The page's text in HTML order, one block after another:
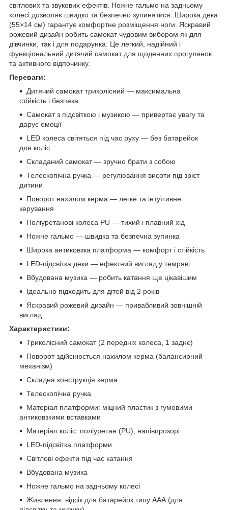
світлових та звукових ефектів. Ножне гальмо на задньому
колесі дозволяє швидко та безпечно зупинятися. Широка дека
(55×14 см) гарантує комфортне розміщення ноги. Яскравий
рожевий дизайн робить самокат чудовим вибором як для
дівчинки, так і для подарунка. Це легкий, надійний і
функціональний дитячий самокат для щоденних прогулянок
та активного відпочинку.
Переваги:
Дитячий самокат триколісний — максимальна
стійкість і безпека
Самокат з підсвіткою і музикою — привертає увагу та
дарує емоції
LED колеса світяться під час руху — без батарейок
для коліс
Складаний самокат — зручно брати з собою
Телескопічна ручка — регулювання висоти під зріст
дитини
Поворот нахилом керма — легке та інтуїтивне
керування
Поліуретанові колеса PU — тихий і плавний хід
Ножне гальмо — швидка та безпечна зупинка
Широка антиковзка платформа — комфорт і стійкість
LED-підсвітка деки — ефектний вигляд у темряві
Вбудована музика — робить катання ще цікавішим
Ідеально підходить для дітей від 2 років
Яскравий рожевий дизайн — привабливий зовнішній
вигляд
Характеристики:
Триколісний самокат (2 передніх колеса, 1 заднє)
Поворот здійснюється нахилом керма (балансирний
механізм)
Складна конструкція керма
Телескопічна ручка
Матеріал платформи: міцний пластик з гумовими
антиковзкими вставками
Матеріал коліс: поліуретан (PU), напівпрозорі
LED-підсвітка платформи
Світлові ефекти під час катання
Вбудована музика
Ножне гальмо на задньому колесі
Живлення: відсік для батарейок типу ААА (для